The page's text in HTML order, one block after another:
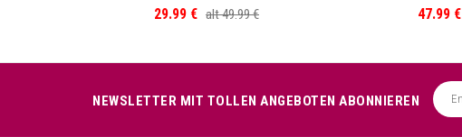
29.99 € alt49.99 € 47.99 €
NEWSLETTER MIT TOLLEN ANGEBOTEN ABONNIEREN